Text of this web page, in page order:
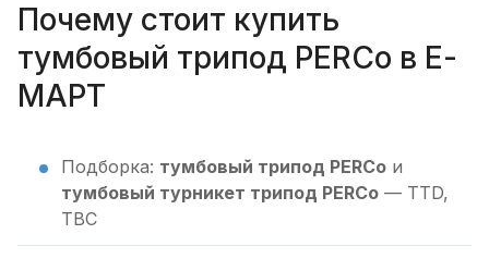
Почему стоит купить
тумбовый трипод PERCo в Е-
МАРТ
Подборка: тумбовый трипод PERCo и
тумбовый турникет трипод PERCo — TTD,
TBC